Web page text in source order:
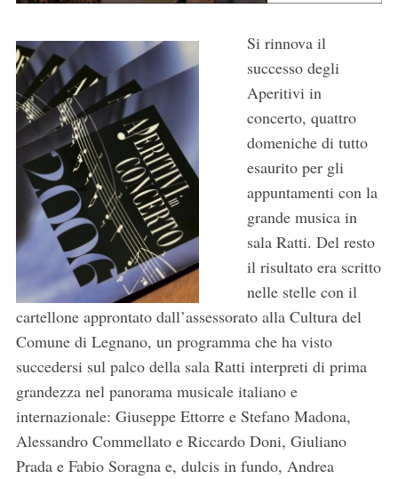
Si rinnova il
successo degli
Aperitivi in
concerto, quattro
domeniche di tutto
esaurito per gli
appuntamenti con la
grande musica in
sala Ratti. Del resto
il risultato era scritto
nelle stelle con il
cartellone approntato dall’assessorato alla Cultura del
Comune di Legnano, un programma che ha visto
succedersi sul palco della sala Ratti interpreti di prima
grandezza nel panorama musicale italiano e
internazionale: Giuseppe Ettorre e Stefano Madona,
Alessandro Commellato e Riccardo Doni, Giuliano
Prada e Fabio Soragna e, dulcis in fundo, Andrea